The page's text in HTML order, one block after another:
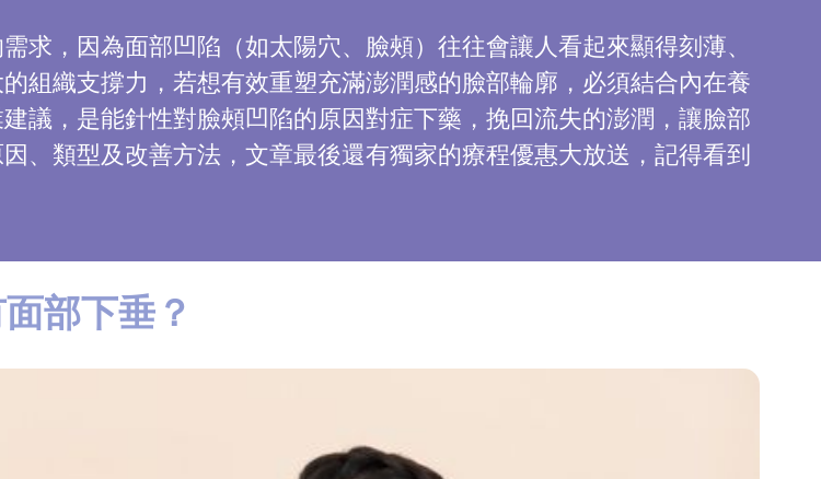
求，因為面部凹陷（如太陽穴、臉頰）往往會讓人看起來顯得刻薄、
組織支撐力，若想有效重塑充滿澎潤感的臉部輪廓，必須結合內在養
議，是能針性對臉頰凹陷的原因對症下藥，挽回流失的澎潤，讓臉部
、類型及改善方法，文章最後還有獨家的療程優惠大放送，記得看到
部下垂？